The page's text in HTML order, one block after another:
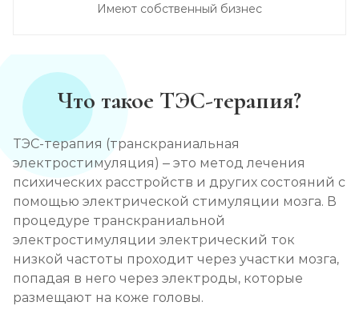
Записаться
от 2 850 ₽
Кодирование Алгоминалом
от 2 500 ₽
Кодирование препаратом Тетлонг 250
от 3 200 ₽
Кодирование Колме
от 3 600 ₽
Имеют собственный бизнес
Что такое ТЭС-терапия?
ТЭС-терапия (транскраниальная
электростимуляция) – это метод лечения
психических расстройств и других состояний с
помощью электрической стимуляции мозга. В
процедуре транскраниальной
электростимуляции электрический ток
низкой частоты проходит через участки мозга,
попадая в него через электроды, которые
размещают на коже головы.